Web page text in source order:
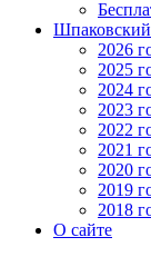
Шпаковский
2026
2025
2024
2023
2022
2021
2020
2019
2018
О сайте